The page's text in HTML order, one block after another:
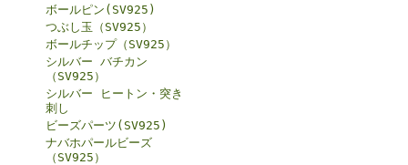
ボールピン(SV925)
つぶし玉（SV925）
ボールチップ（SV925）
シルバー バチカン
（SV925）
シルバー ヒートン・突き
刺し
ビーズパーツ(SV925)
ナバホパールビーズ
（SV925）